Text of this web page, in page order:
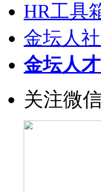
HR工具
金坛人
金坛人
关注微